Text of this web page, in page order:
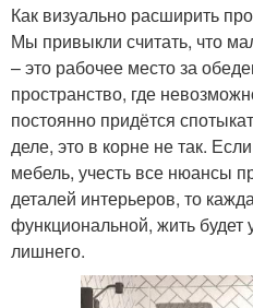
Как визуально расширить
Мы привыкли считать, что
– это рабочее место за
пространство, где
постоянно придётся
деле, это в корне не так.
мебель, учесть все нюансы
деталей интерьеров, то
функциональной, жить будет
лишнего.